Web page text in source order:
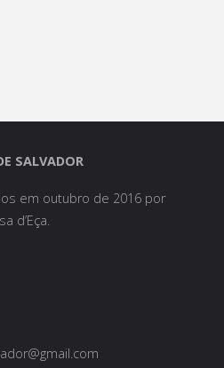
SALVADOR
em outubro de 2016 por
d’Eça.